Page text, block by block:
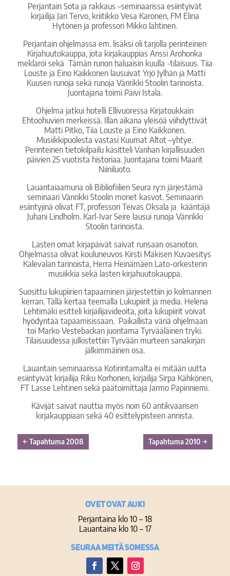
Perjantain Sota ja rakkaus –seminaarissa esiintyivät
kirjailija Jari Tervo, kriitikko Vesa Karonen, FM Elina
Hytönen ja professori Mikko lahtinen.
Perjantain ohjelmassa em. lisäksi oli tarjolla perinteinen
Kirjahuutokauppa, jota kirjakauppias Anssi Arohonka
meklaroi sekä Tämän runon haluaisin kuulla -tilaisuus. Tiia
Louste ja Eino Kaikkonen lausuivat Yrjö Jylhän ja Matti
Kuusen runoja sekä runoja Vänrikki Stoolin tarinoista.
Juontajana toimi Päivi Istala.
Ohjelma jatkui hotelli Ellivuoressa Kirjatoukkain
Ehtoohuvien merkeissä. Illan aikana yleisöä viihdyttivät
Matti Pitko, Tiia Louste ja Eino Kaikkonen.
Musiikkipuolesta vastasi Kuumat Altot –yhtye.
Perinteinen tietokilpailu käsitteli Vanhan kirjallisuuden
päivien 25 vuotista historiaa. Juontajana toimi Maarit
Niiniluoto.
Lauantaiaamuna oli Bibliofiilien Seura ry:n järjestämä
seminaari Vänrikki Stoolin monet kasvot. Seminaarin
esiintyjinä olivat FT, professori Teivas Oksala ja kääntäjä
Juhani Lindholm. Karl-Ivar Seire lausui runoja Vänrikki
Stoolin tarinoista.
Lasten omat kirjapäivät saivat runsaan osanoton.
Ohjelmassa olivat kouluneuvos Kirsti Mäkisen Kuvaesitys
Kalevalan tarinoista, Herra Heinämäen Lato-orkesterin
musiikkia sekä lasten kirjahuutokauppa.
Suosittu lukupiirien tapaaminen järjestettiin jo kolmannen
kerran. Tällä kertaa teemalla Lukupiirit ja media. Helena
Lehtimäki esitteli kirjailijavideoita, joita lukupiirit voivat
hyödyntää tapaamisissaan. Paikallista väriä ohjelmaan
toi Marko Vestebackan juontama Tyrvääläinen tryki.
Tilaisuudessa julkistettiin Tyrvään murteen sanakirjan
jälkimmäinen osa.
Lauantain seminaarissa Kotirintamalta ei mitään uutta
esiintyivät kirjailija Riku Korhonen, kirjailija Sirpa Kähkönen,
FT Lasse Lehtinen sekä päätoimittaja Jarmo Papinniemi.
Kävijät saivat nauttia myös noin 60 antikvaarisen
kirjakauppiaan sekä 40 esittelypisteen annista.
← Tapahtuma 2008 Tapahtuma 2010 →
Ovet ovat auki
Perjantaina klo 10 – 18
Lauantaina klo 10 – 17
Seuraa meitä somessa